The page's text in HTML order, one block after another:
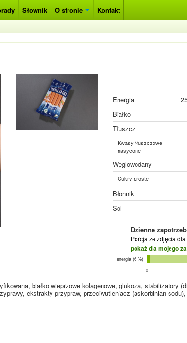
Słownik O stronie Kontakt
Energia
Białko
Tłuszcz
Kwasy tłuszczowe
nasycone
Węglowodany
Cukry proste
Błonnik
Sól
Dzienne
Porcja ze zdjęcia dla
pokaż dla mojego
0
energia (6 %)
białko wieprzowe kolagenowe, glukoza, stabilizatory
ekstrakty przypraw, przeciwutleniacz (askorbinian